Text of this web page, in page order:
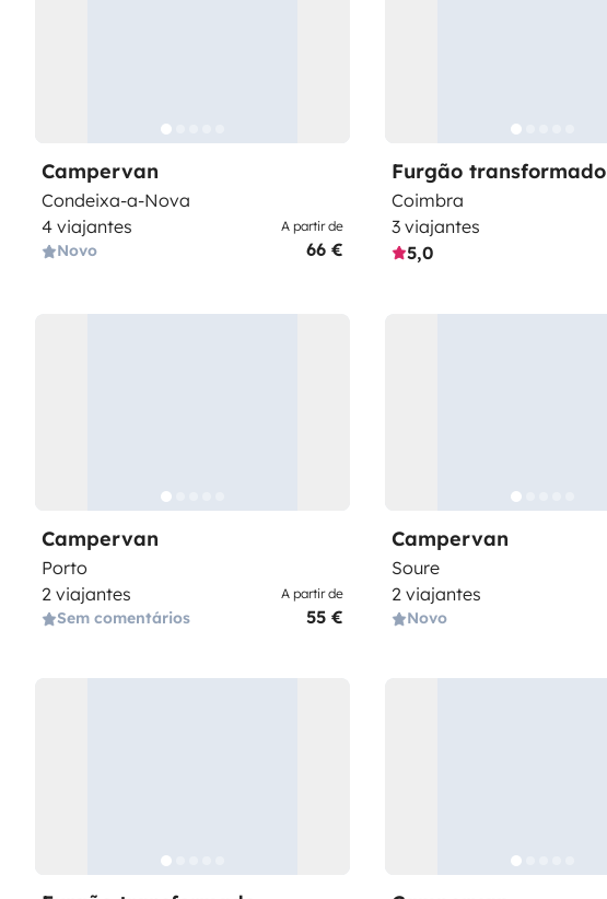
Campervan
Condeixa-a-Nova
4 viajantes
Novo
A partir de
66 €
Furgão transformado
Coimbra
3 viajantes
5,0
Campervan
Porto
2 viajantes
Sem comentários
A partir de
55 €
Campervan
Soure
2 viajantes
Novo